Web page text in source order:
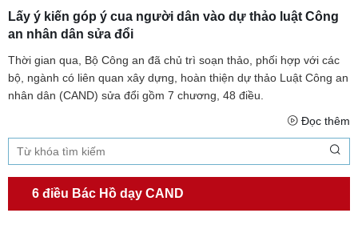
Lấy ý kiến góp ý cua người dân vào dự thảo luật Công
an nhân dân sửa đổi
Thời gian qua, Bộ Công an đã chủ trì soạn thảo, phối hợp với các
bộ, ngành có liên quan xây dựng, hoàn thiện dự thảo Luật Công an
nhân dân (CAND) sửa đổi gồm 7 chương, 48 điều.
Đọc thêm
6 điều Bác Hồ dạy CAND